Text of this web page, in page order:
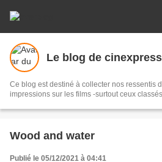
Le blog de
Ce blog est destiné à collecter nos ressentis
impressions sur les films -surtout ceux
Wood and water
Publié le 05/12/2021 à 04:41